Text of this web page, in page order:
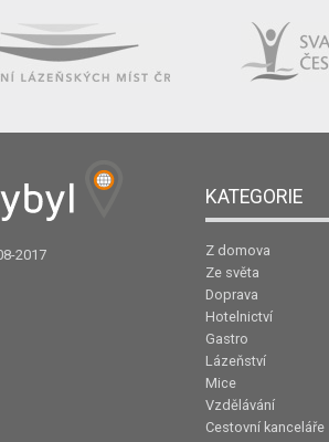
2017
KATEGORIE
Z domova
Ze světa
Doprava
Hotelnictví
Gastro
Lázeňství
Mice
Vzdělávání
Cestovní kanceláře